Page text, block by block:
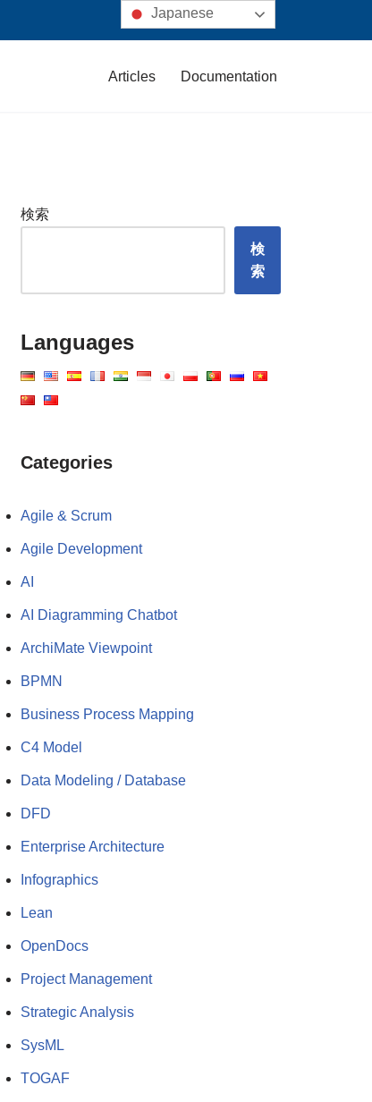
Articles Documentation
検索
検
索
Languages
Categories
Agile & Scrum
Agile Development
AI
AI Diagramming Chatbot
ArchiMate Viewpoint
BPMN
Business Process Mapping
C4 Model
Data Modeling / Database
DFD
Enterprise Architecture
Infographics
Lean
OpenDocs
Project Management
Strategic Analysis
SysML
TOGAF
Japanese